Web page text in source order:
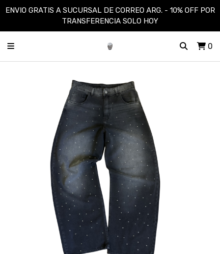
ENVIO GRATIS A SUCURSAL DE CORREO ARG. - 10% OFF POR
TRANSFERENCIA SOLO HOY
0